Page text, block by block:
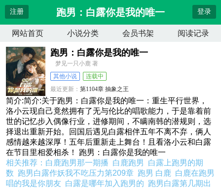
注册 跑男：白露你是我的唯一 登录
网站首页 小说分类 会员书架 阅读记录
跑男：白露你是我的唯一
梦见一只小鹿 著
其他小说
连载中
最近更新：第1104章 抽象之王
更新时间： 2026-08-06 00:31:05
简介:简介:关于跑男：白露你是我的唯一：重生平行世界，
洛小云现自己竟然拥有了无与伦比的唱歌能力，于是靠着前
世的记忆步入偶像行业，进修期间，不瞒南韩的潜规则，选
择退出重新开始。回国后遇见白露相伴五年不离不弃，俩人
感情越来越深厚！五年后重新走上舞台！且看洛小云和白露
在节目里相爱相杀！ 跑男：白露你是我的唯一
相关推荐： 白鹿跑男那一期播 白鹿跑男 白露上跑男的期
数 跑男白露作妖我不吃压力第209章 跑男 白鹿 白鹿在跑男
唱的我是你朋友 白露是哪年加入跑男的 跑男白露第几期出